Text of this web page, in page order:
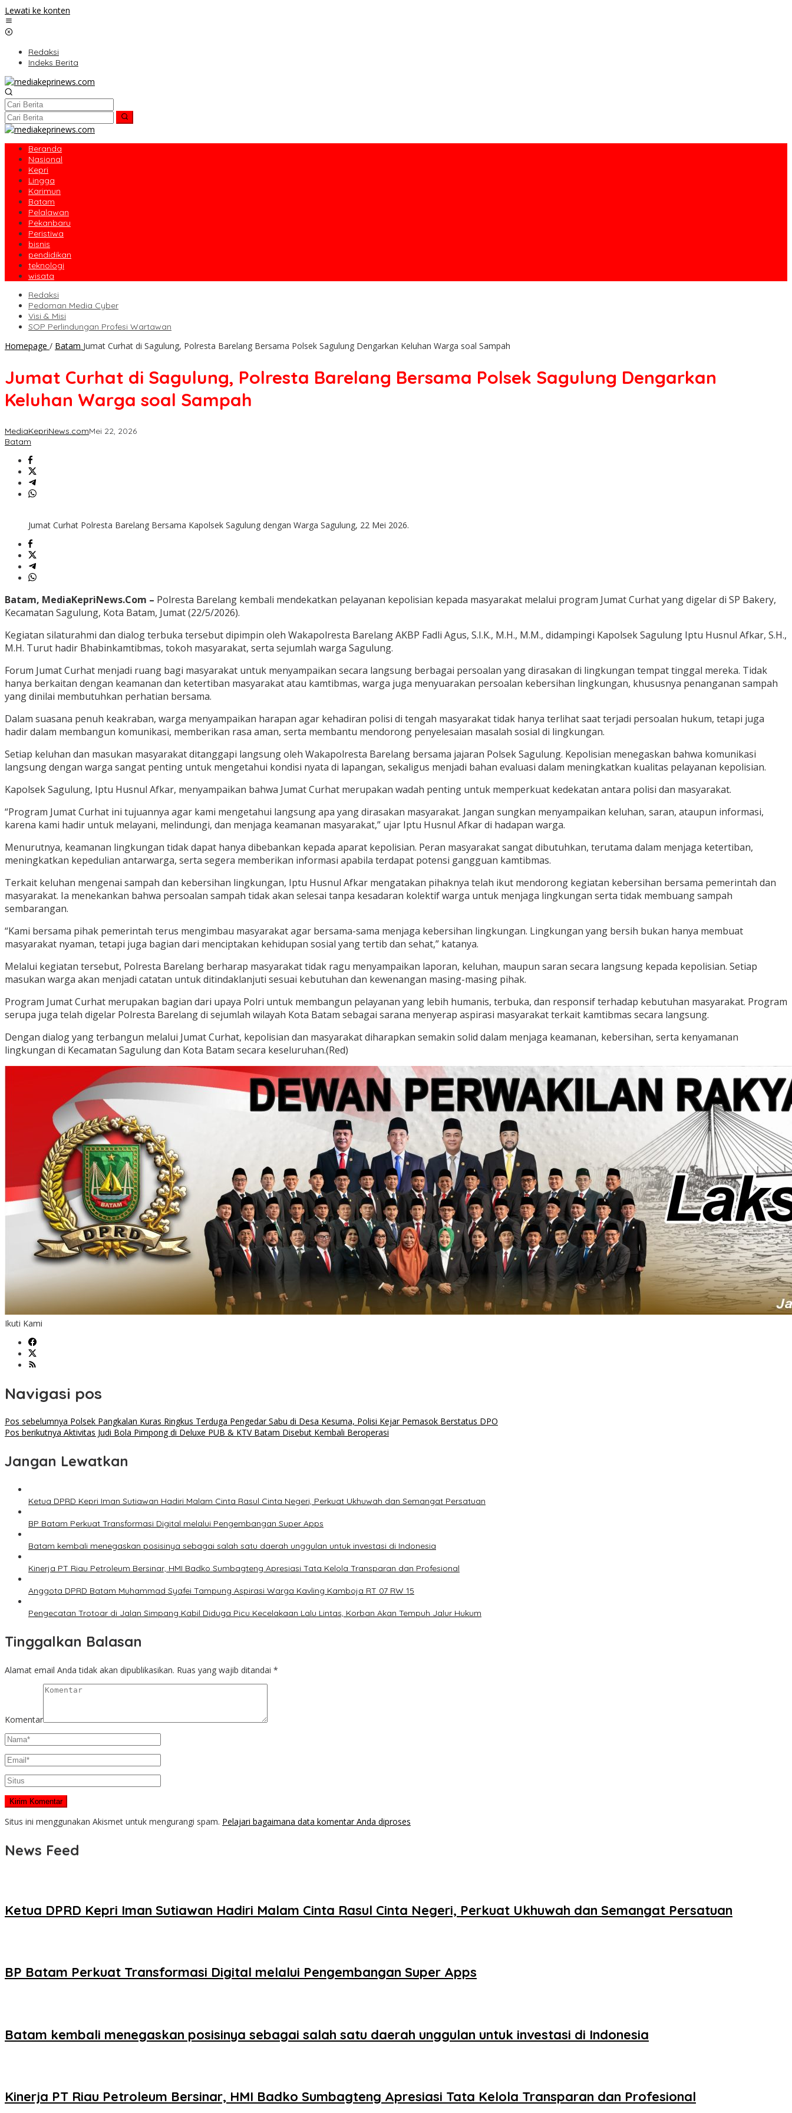
Lewati ke konten
Redaksi
Indeks Berita
Beranda
Nasional
Kepri
Lingga
Karimun
Batam
Pelalawan
Pekanbaru
Peristiwa
bisnis
pendidikan
teknologi
wisata
Redaksi
Pedoman Media Cyber
Visi & Misi
SOP Perlindungan Profesi Wartawan
Homepage / Batam Jumat Curhat di Sagulung, Polresta Barelang Bersama Polsek Sagulung Dengarkan Keluhan Warga soal Sampah
Jumat Curhat di Sagulung, Polresta Barelang Bersama Polsek Sagulung Dengarkan
Keluhan Warga soal Sampah
MediaKepriNews.comMei 22, 2026
Batam
Jumat Curhat Polresta Barelang Bersama Kapolsek Sagulung dengan Warga Sagulung, 22 Mei 2026.
Batam, MediaKepriNews.Com – Polresta Barelang kembali mendekatkan pelayanan kepolisian kepada masyarakat melalui program Jumat Curhat yang digelar di SP Bakery,
Kecamatan Sagulung, Kota Batam, Jumat (22/5/2026).
Kegiatan silaturahmi dan dialog terbuka tersebut dipimpin oleh Wakapolresta Barelang AKBP Fadli Agus, S.I.K., M.H., M.M., didampingi Kapolsek Sagulung Iptu Husnul Afkar, S.H.,
M.H. Turut hadir Bhabinkamtibmas, tokoh masyarakat, serta sejumlah warga Sagulung.
Forum Jumat Curhat menjadi ruang bagi masyarakat untuk menyampaikan secara langsung berbagai persoalan yang dirasakan di lingkungan tempat tinggal mereka. Tidak
hanya berkaitan dengan keamanan dan ketertiban masyarakat atau kamtibmas, warga juga menyuarakan persoalan kebersihan lingkungan, khususnya penanganan sampah
yang dinilai membutuhkan perhatian bersama.
Dalam suasana penuh keakraban, warga menyampaikan harapan agar kehadiran polisi di tengah masyarakat tidak hanya terlihat saat terjadi persoalan hukum, tetapi juga
hadir dalam membangun komunikasi, memberikan rasa aman, serta membantu mendorong penyelesaian masalah sosial di lingkungan.
Setiap keluhan dan masukan masyarakat ditanggapi langsung oleh Wakapolresta Barelang bersama jajaran Polsek Sagulung. Kepolisian menegaskan bahwa komunikasi
langsung dengan warga sangat penting untuk mengetahui kondisi nyata di lapangan, sekaligus menjadi bahan evaluasi dalam meningkatkan kualitas pelayanan kepolisian.
Kapolsek Sagulung, Iptu Husnul Afkar, menyampaikan bahwa Jumat Curhat merupakan wadah penting untuk memperkuat kedekatan antara polisi dan masyarakat.
“Program Jumat Curhat ini tujuannya agar kami mengetahui langsung apa yang dirasakan masyarakat. Jangan sungkan menyampaikan keluhan, saran, ataupun informasi,
karena kami hadir untuk melayani, melindungi, dan menjaga keamanan masyarakat,” ujar Iptu Husnul Afkar di hadapan warga.
Menurutnya, keamanan lingkungan tidak dapat hanya dibebankan kepada aparat kepolisian. Peran masyarakat sangat dibutuhkan, terutama dalam menjaga ketertiban,
meningkatkan kepedulian antarwarga, serta segera memberikan informasi apabila terdapat potensi gangguan kamtibmas.
Terkait keluhan mengenai sampah dan kebersihan lingkungan, Iptu Husnul Afkar mengatakan pihaknya telah ikut mendorong kegiatan kebersihan bersama pemerintah dan
masyarakat. Ia menekankan bahwa persoalan sampah tidak akan selesai tanpa kesadaran kolektif warga untuk menjaga lingkungan serta tidak membuang sampah
sembarangan.
“Kami bersama pihak pemerintah terus mengimbau masyarakat agar bersama-sama menjaga kebersihan lingkungan. Lingkungan yang bersih bukan hanya membuat
masyarakat nyaman, tetapi juga bagian dari menciptakan kehidupan sosial yang tertib dan sehat,” katanya.
Melalui kegiatan tersebut, Polresta Barelang berharap masyarakat tidak ragu menyampaikan laporan, keluhan, maupun saran secara langsung kepada kepolisian. Setiap
masukan warga akan menjadi catatan untuk ditindaklanjuti sesuai kebutuhan dan kewenangan masing-masing pihak.
Program Jumat Curhat merupakan bagian dari upaya Polri untuk membangun pelayanan yang lebih humanis, terbuka, dan responsif terhadap kebutuhan masyarakat. Program
serupa juga telah digelar Polresta Barelang di sejumlah wilayah Kota Batam sebagai sarana menyerap aspirasi masyarakat terkait kamtibmas secara langsung.
Dengan dialog yang terbangun melalui Jumat Curhat, kepolisian dan masyarakat diharapkan semakin solid dalam menjaga keamanan, kebersihan, serta kenyamanan
lingkungan di Kecamatan Sagulung dan Kota Batam secara keseluruhan.(Red)
Ikuti Kami
Navigasi pos
Pos sebelumnya Polsek Pangkalan Kuras Ringkus Terduga Pengedar Sabu di Desa Kesuma, Polisi Kejar Pemasok Berstatus DPO
Pos berikutnya Aktivitas Judi Bola Pimpong di Deluxe PUB & KTV Batam Disebut Kembali Beroperasi
Jangan Lewatkan
Ketua DPRD Kepri Iman Sutiawan Hadiri Malam Cinta Rasul Cinta Negeri, Perkuat Ukhuwah dan Semangat Persatuan
BP Batam Perkuat Transformasi Digital melalui Pengembangan Super Apps
Batam kembali menegaskan posisinya sebagai salah satu daerah unggulan untuk investasi di Indonesia
Kinerja PT Riau Petroleum Bersinar, HMI Badko Sumbagteng Apresiasi Tata Kelola Transparan dan Profesional
Anggota DPRD Batam Muhammad Syafei Tampung Aspirasi Warga Kavling Kamboja RT 07 RW 15
Pengecatan Trotoar di Jalan Simpang Kabil Diduga Picu Kecelakaan Lalu Lintas, Korban Akan Tempuh Jalur Hukum
Tinggalkan Balasan
Alamat email Anda tidak akan dipublikasikan. Ruas yang wajib ditandai *
Komentar
Situs ini menggunakan Akismet untuk mengurangi spam. Pelajari bagaimana data komentar Anda diproses
News Feed
Ketua DPRD Kepri Iman Sutiawan Hadiri Malam Cinta Rasul Cinta Negeri, Perkuat Ukhuwah dan Semangat Persatuan
BP Batam Perkuat Transformasi Digital melalui Pengembangan Super Apps
Batam kembali menegaskan posisinya sebagai salah satu daerah unggulan untuk investasi di Indonesia
Kinerja PT Riau Petroleum Bersinar, HMI Badko Sumbagteng Apresiasi Tata Kelola Transparan dan Profesional